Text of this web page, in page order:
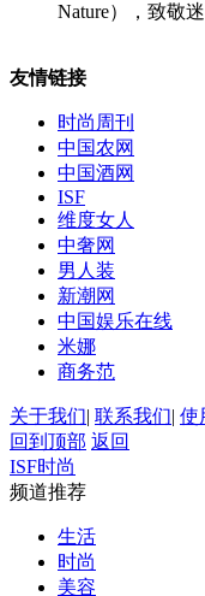
Nature），致敬
友情链接
时尚周刊
中国农网
中国酒网
ISF
维度女人
中奢网
男人装
新潮网
中国娱乐在线
米娜
商务范
关于我们| 联系我们| 使
回到顶部 返回
ISF时尚
频道推荐
生活
时尚
美容